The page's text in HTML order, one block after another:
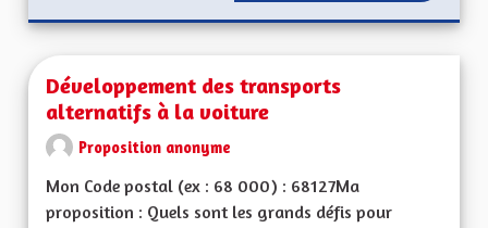
Développement des transports
alternatifs à la voiture
Proposition anonyme
Mon Code postal (ex : 68 000) : 68127Ma
proposition : Quels sont les grands défis pour